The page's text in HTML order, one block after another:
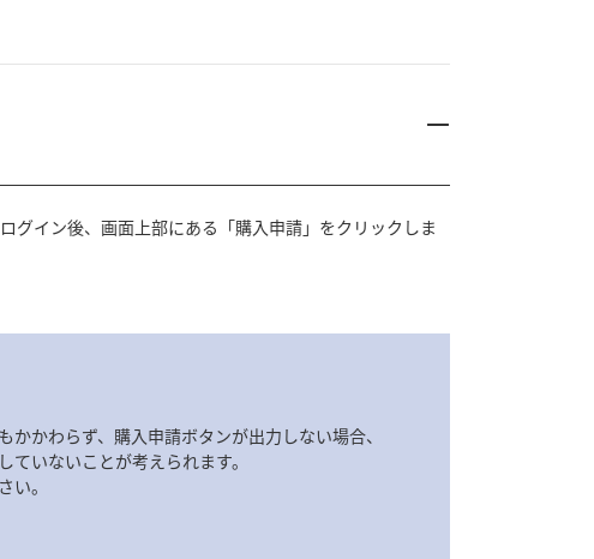
グイン後、画面上部にある「購入申請」をクリックしま
かかわらず、購入申請ボタンが出力しない場合、
ていないことが考えられます。
い。